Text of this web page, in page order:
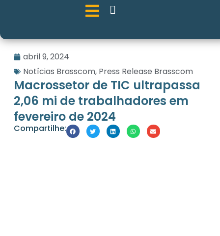
abril 9, 2024
Notícias Brasscom, Press Release Brasscom
Macrossetor de TIC ultrapassa
2,06 mi de trabalhadores em
fevereiro de 2024
Compartilhe: